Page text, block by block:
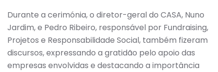
Durante a cerimónia, o diretor-geral do CASA, Nuno
Jardim, e Pedro Ribeiro, responsável por Fundraising,
Projetos e Responsabilidade Social, também fizeram
discursos, expressando a gratidão pelo apoio das
empresas envolvidas e destacando a importância